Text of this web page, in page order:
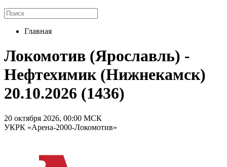
Главная
Локомотив (Ярославль) -
Нефтехимик (Нижнекамск)
20.10.2026 (1436)
20 октября 2026, 00:00 МСК
УКРК «Арена-2000-Локомотив»